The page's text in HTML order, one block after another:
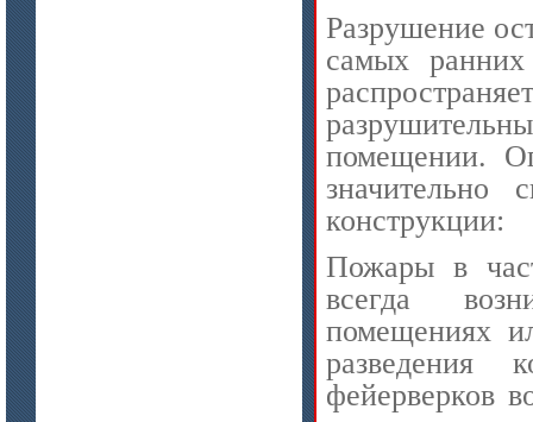
Разрушение
самых
помещении.
значительно
конструкции:
Пожары в
всегда
помещениях
разведения
фейерверков